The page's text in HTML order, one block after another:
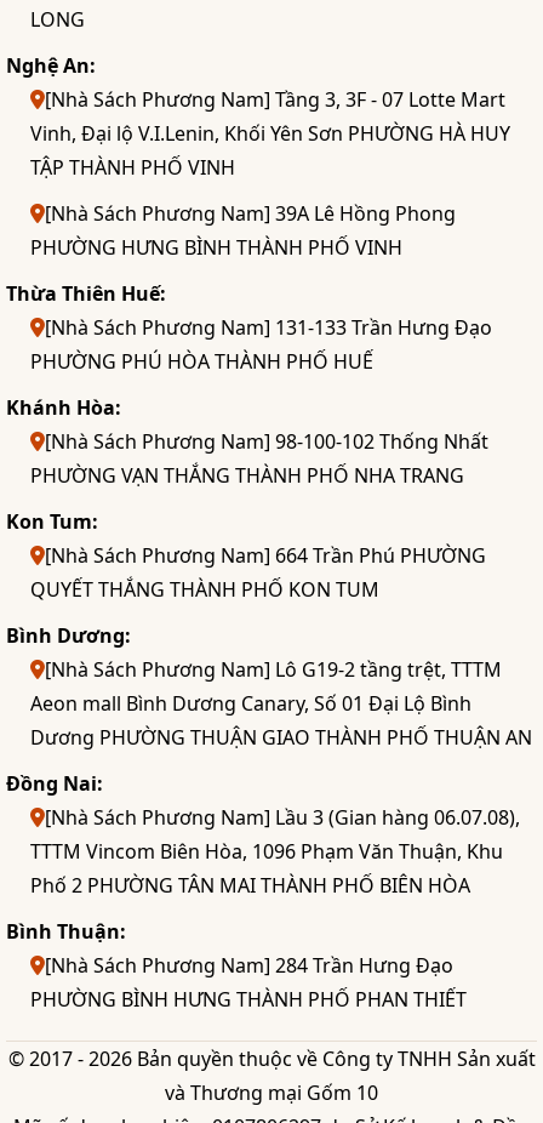
LONG
Nghệ An:
[Nhà Sách Phương Nam] Tầng 3, 3F - 07 Lotte Mart
Vinh, Đại lộ V.I.Lenin, Khối Yên Sơn PHƯỜNG HÀ HUY
TẬP THÀNH PHỐ VINH
[Nhà Sách Phương Nam] 39A Lê Hồng Phong
PHƯỜNG HƯNG BÌNH THÀNH PHỐ VINH
Thừa Thiên Huế:
[Nhà Sách Phương Nam] 131-133 Trần Hưng Đạo
PHƯỜNG PHÚ HÒA THÀNH PHỐ HUẾ
Khánh Hòa:
[Nhà Sách Phương Nam] 98-100-102 Thống Nhất
PHƯỜNG VẠN THẮNG THÀNH PHỐ NHA TRANG
Kon Tum:
[Nhà Sách Phương Nam] 664 Trần Phú PHƯỜNG
QUYẾT THẮNG THÀNH PHỐ KON TUM
Bình Dương:
[Nhà Sách Phương Nam] Lô G19-2 tầng trệt, TTTM
Aeon mall Bình Dương Canary, Số 01 Đại Lộ Bình
Dương PHƯỜNG THUẬN GIAO THÀNH PHỐ THUẬN AN
Đồng Nai:
[Nhà Sách Phương Nam] Lầu 3 (Gian hàng 06.07.08),
TTTM Vincom Biên Hòa, 1096 Phạm Văn Thuận, Khu
Phố 2 PHƯỜNG TÂN MAI THÀNH PHỐ BIÊN HÒA
Bình Thuận:
[Nhà Sách Phương Nam] 284 Trần Hưng Đạo
PHƯỜNG BÌNH HƯNG THÀNH PHỐ PHAN THIẾT
© 2017 - 2026 Bản quyền thuộc về Công ty TNHH Sản xuất
và Thương mại Gốm 10